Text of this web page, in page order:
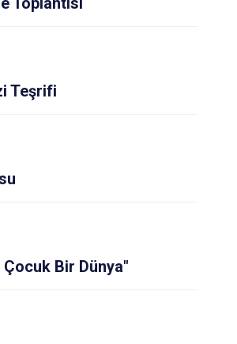
Teşrifi
Çocuk Bir Dünya"